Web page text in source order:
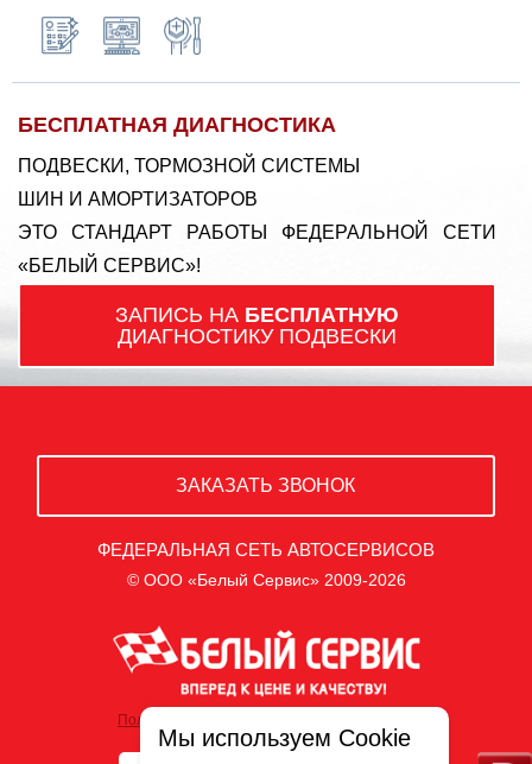
БЕСПЛАТНАЯ ДИАГНОСТИКА
ПОДВЕСКИ, ТОРМОЗНОЙ СИСТЕМЫ
ШИН И АМОРТИЗАТОРОВ
ЭТО СТАНДАРТ РАБОТЫ ФЕДЕРАЛЬНОЙ СЕТИ
«БЕЛЫЙ СЕРВИС»!
ЗАПИСЬ НА БЕСПЛАТНУЮ
ДИАГНОСТИКУ ПОДВЕСКИ
ЗАКАЗАТЬ ЗВОНОК
ФЕДЕРАЛЬНАЯ СЕТЬ АВТОСЕРВИСОВ
© ООО «Белый Сервис» 2009-2026
Политика обработки персональных данных
Мы используем Cookie